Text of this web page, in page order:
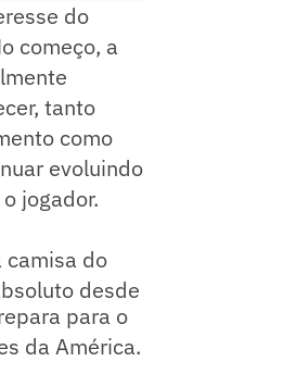
do
começo, a
tanto
como
evoluindo
jogador.
camisa do
desde
para o
da América.